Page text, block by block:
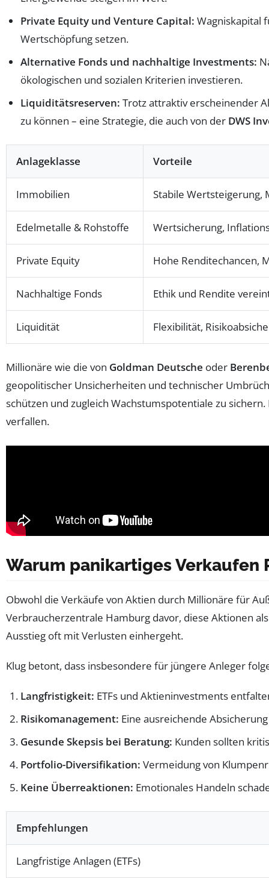
Private Equity und Venture Capital: Wagniskapital
Wertschöpfung setzen.
Alternative Fonds und nachhaltige Investments:
ökologischen und sozialen Kriterien investieren.
Liquiditätsreserven: Trotz attraktiv erscheinender
zu können – eine Strategie, die auch von der DWS
Anlageklasse Vorteile
Immobilien Stabile Wertsteigerung,
Edelmetalle & Rohstoffe Wertsicherung,
Private Equity Hohe Renditechancen,
Nachhaltige Fonds Ethik und Rendite
Liquidität Flexibilität,
Millionäre wie die von Goldman Deutsche oder
geopolitischer Unsicherheiten und technischer
schützen und zugleich Wachstumspotentiale zu sichern.
verfallen.
Warum panikartiges Verkaufen
Obwohl die Verkäufe von Aktien durch Millionäre für
Verbraucherzentrale Hamburg davor, diese Aktionen
Ausstieg oft mit Verlusten einhergeht.
Klug betont, dass insbesondere für jüngere Anleger
Langfristigkeit: ETFs und Aktieninvestments
Risikomanagement: Eine ausreichende
Gesunde Skepsis bei Beratung: Kunden sollten
Portfolio-Diversifikation: Vermeidung von
Keine Überreaktionen: Emotionales Handeln
Empfehlungen
Langfristige Anlagen (ETFs)